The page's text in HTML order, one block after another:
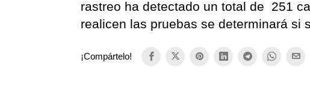
rastreo ha detectado un total de 251
realicen las pruebas se determinará si
¡Compártelo!